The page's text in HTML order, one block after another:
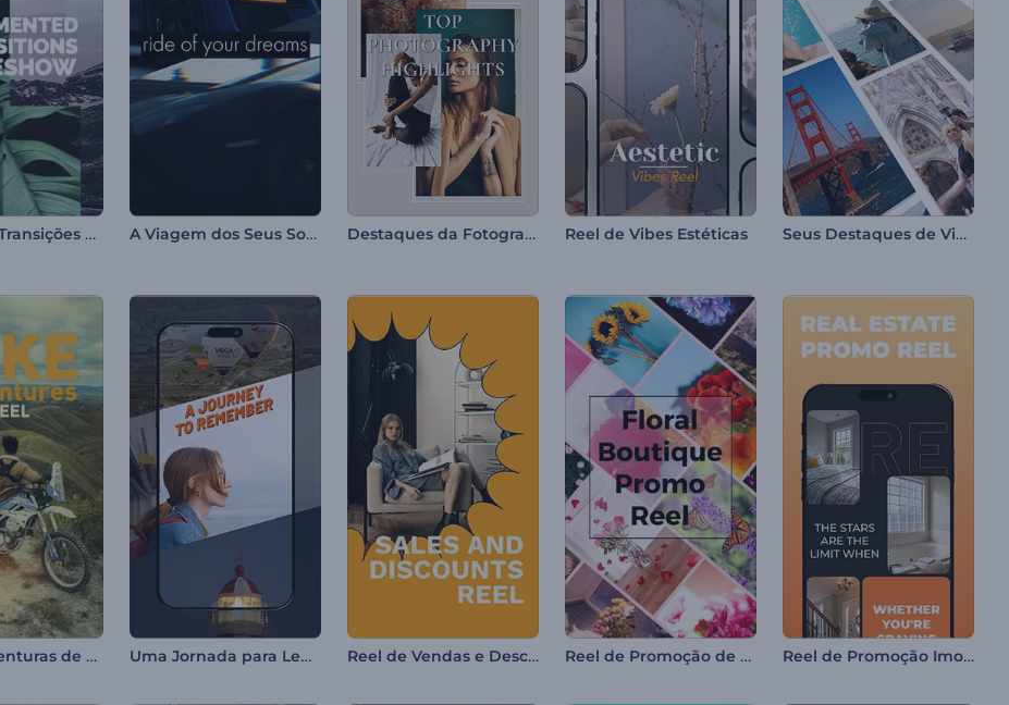
Slideshow Transições Fragmentadas A Viagem dos Seus Sonhos Destaques da Fotografia Reel de Vibes Estéticas Seus Destaques de Viagem
Reel de Aventuras de Moto Uma Jornada para Lembrar Reel de Vendas e Descontos Reel de Promoção de Boutique Floral Reel de Promoção Imobiliária